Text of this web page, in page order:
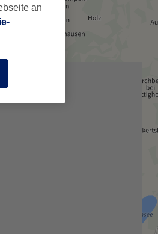
an